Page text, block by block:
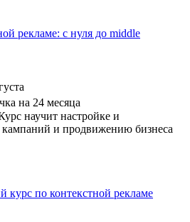
рекламе: с нуля до middle
на 24 месяца
научит настройке и
и продвижению бизнеса
курс по контекстной рекламе